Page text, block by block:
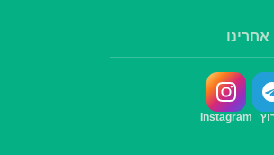
אחרינו
Instagram